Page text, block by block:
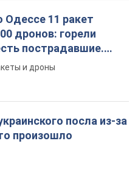
11 ракет
дронов: горели
пострадавшие.
и дроны
посла из-за
произошло